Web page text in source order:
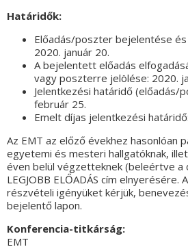
Határidők:
Előadás/poszter bejelentése és
2020. január 20.
A bejelentett előadás
vagy poszterre jelölése: 2020.
Jelentkezési határidő (előadás/
február 25.
Emelt díjas jelentkezési
Az EMT az előző évekhez hasonlóan
egyetemi és mesteri hallgatóknak,
éven belül végzetteknek (beleértve a
LEGJOBB ELŐADÁS cím elnyerésére.
részvételi igényüket kérjük,
bejelentő lapon.
Konferencia-titkárság:
EMT